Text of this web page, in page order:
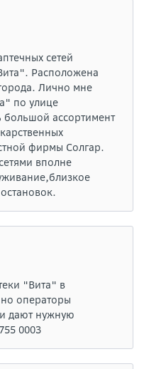
сетей
Расположена
Лично мне
по улице
большой ассортимент
фирмы Солгар.
вполне
"Вита" в
операторы
дают нужную
0003